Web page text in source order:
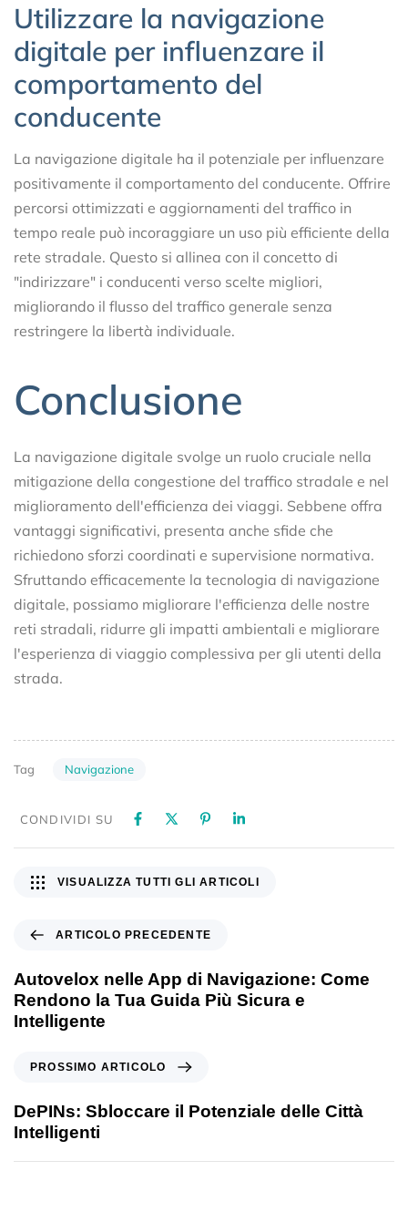
Utilizzare la navigazione
digitale per influenzare il
comportamento del
conducente
La navigazione digitale ha il potenziale per influenzare
positivamente il comportamento del conducente. Offrire
percorsi ottimizzati e aggiornamenti del traffico in
tempo reale può incoraggiare un uso più efficiente della
rete stradale. Questo si allinea con il concetto di
"indirizzare" i conducenti verso scelte migliori,
migliorando il flusso del traffico generale senza
restringere la libertà individuale.
Conclusione
La navigazione digitale svolge un ruolo cruciale nella
mitigazione della congestione del traffico stradale e nel
miglioramento dell'efficienza dei viaggi. Sebbene offra
vantaggi significativi, presenta anche sfide che
richiedono sforzi coordinati e supervisione normativa.
Sfruttando efficacemente la tecnologia di navigazione
digitale, possiamo migliorare l'efficienza delle nostre
reti stradali, ridurre gli impatti ambientali e migliorare
l'esperienza di viaggio complessiva per gli utenti della
strada.
Tag Navigazione
CONDIVIDI SU
ARTICOLO PRECEDENTE
Autovelox nelle App di Navigazione: Come
Rendono la Tua Guida Più Sicura e
Intelligente
VISUALIZZA TUTTI GLI ARTICOLI
PROSSIMO ARTICOLO
DePINs: Sbloccare il Potenziale delle Città
Intelligenti